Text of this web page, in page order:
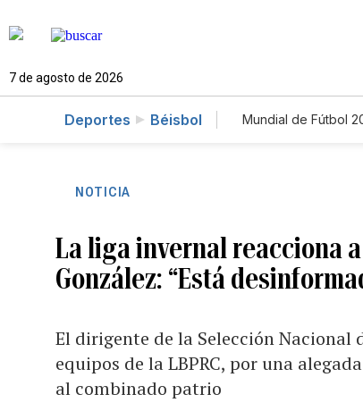
7 de agosto de 2026
Deportes Béisbol Mundial de Fútbol
NOTICIA
La liga invernal reacciona
González: “Está
El dirigente de la Selección
equipos de la LBPRC, por una
al combinado patrio